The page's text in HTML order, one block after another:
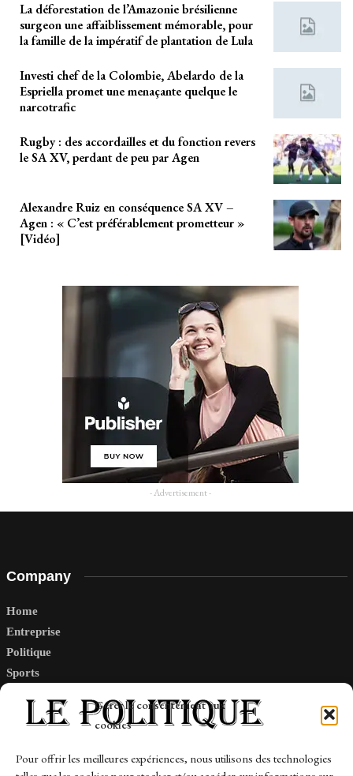
Gérer le consentement aux
cookies
Pour offrir les meilleures expériences, nous utilisons des technologies
La déforestation de l’Amazonie brésilienne
surgeon une affaiblissement mémorable, pour
la famille de la impératif de plantation de Lula
Investi chef de la Colombie, Abelardo de la
Espriella promet une menaçante quelque le
narcotrafic
Rugby : des accordailles et du fonction revers
le SA XV, perdant de peu par Agen
Alexandre Ruiz en conséquence SA XV –
Agen : « C’est préférablement prometteur »
[Vidéo]
- Advertisement -
Company
Home
Entreprise
Politique
Sports